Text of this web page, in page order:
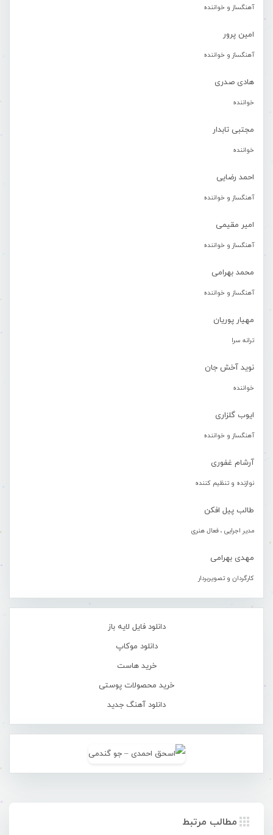
آهنگساز و خواننده
امین پرور
آهنگساز و خواننده
هادی صدری
خواننده
مجتبی تابدار
خواننده
احمد رضایی
آهنگساز و خواننده
امیر مقیمی
آهنگساز و خواننده
محمد بهرامی
آهنگساز و خواننده
مهیار پوریان
ترانه سرا
نوید آخش جان
خواننده
ایوب گلزاری
آهنگساز و خواننده
آرشام غفوری
نوازنده و تنظیم کننده
طالب پیل افکن
مدیر اجرایی ، فعال هنری
مهدی بهرامی
کارگردان و تصویربردار
دانلود فایل لایه باز
دانلود موکاپ
خرید هاست
خرید محصولات پوستی
دانلود آهنگ جدید
مطالب مرتبط